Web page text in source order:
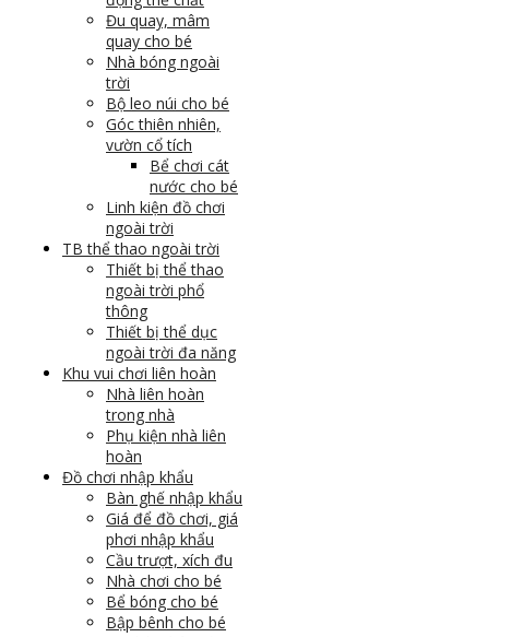
Đu quay, mâm
quay cho bé
Nhà bóng ngoài
trời
Bộ leo núi cho bé
Góc thiên nhiên,
vườn cổ tích
Bể chơi cát
nước cho bé
Linh kiện đồ chơi
ngoài trời
TB thể thao ngoài trời
Thiết bị thể thao
ngoài trời phổ
thông
Thiết bị thể dục
ngoài trời đa năng
Khu vui chơi liên hoàn
Nhà liên hoàn
trong nhà
Phụ kiện nhà liên
hoàn
Đồ chơi nhập khẩu
Bàn ghế nhập khẩu
Giá để đồ chơi, giá
phơi nhập khẩu
Cầu trượt, xích đu
Nhà chơi cho bé
Bể bóng cho bé
Bập bênh cho bé